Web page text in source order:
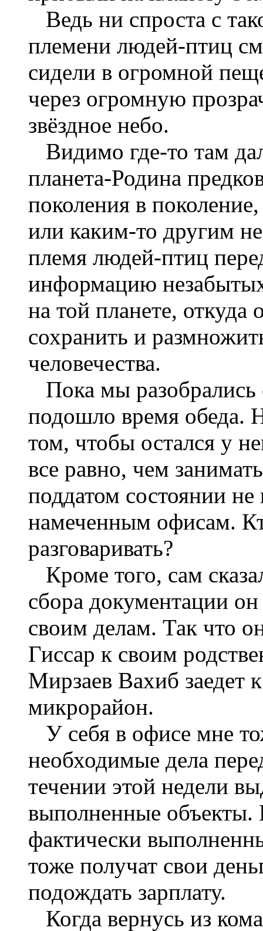
Ведь ни спроста с
племени людей-птиц
сидели в огромной
через огромную
звёздное небо.
Видимо где-то там
планета-Родина
поколения в
или каким-то другим
племя людей-птиц
информацию
на той планете,
сохранить и
человечества.
Пока мы разобрались
подошло время обеда.
том, чтобы остался у
все равно, чем
поддатом состоянии
намеченным офисам.
разговаривать?
Кроме того, сам
сбора документации
своим делам. Так что
Гиссар к своим
Мирзаев Вахиб заедет
микрорайон.
У себя в офисе мне
необходимые дела
течении этой недели
выполненные объекты.
фактически
тоже получат свои
подождать зарплату.
Когда вернусь из